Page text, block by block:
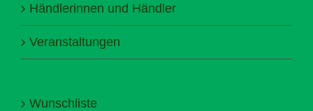
Händlerinnen und Händler
Veranstaltungen
Wunschliste